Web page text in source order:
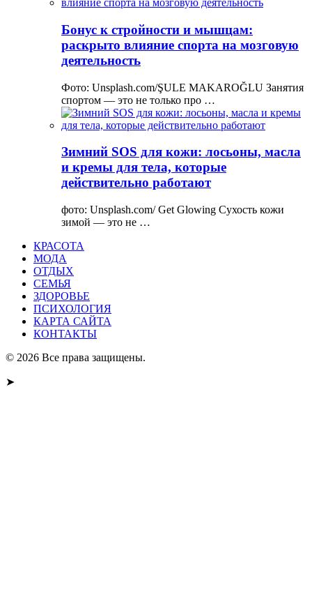
Бонус к стройности и мышцам:
раскрыто влияние спорта на мозговую
деятельность
Фото: Unsplash.com/ŞULE MAKAROĞLU Занятия
спортом — это не только про …
Зимний SOS для кожи: лосьоны, масла
и кремы для тела, которые
действительно работают
фото: Unsplash.com/ Get Glowing Сухость кожи
зимой — это не …
КРАСОТА
МОДА
ОТДЫХ
СЕМЬЯ
ЗДОРОВЬЕ
ПСИХОЛОГИЯ
КАРТА САЙТА
КОНТАКТЫ
© 2026 Все права защищены.
➤